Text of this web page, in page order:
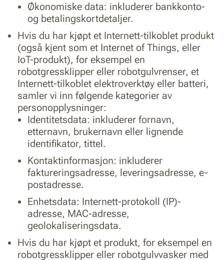
Økonomiske data: inkluderer bankkonto-
og betalingskortdetaljer.
Hvis du har kjøpt et Internett-tilkoblet produkt
(også kjent som et Internet of Things, eller
IoT-produkt), for eksempel en
robotgressklipper eller robotgulvrenser, et
Internett-tilkoblet elektroverktøy eller batteri,
samler vi inn følgende kategorier av
personopplysninger:
Identitetsdata: inkluderer fornavn,
etternavn, brukernavn eller lignende
identifikator, tittel.
Kontaktinformasjon: inkluderer
faktureringsadresse, leveringsadresse, e-
postadresse.
Enhetsdata: Internett-protokoll (IP)-
adresse, MAC-adresse,
geolokaliseringsdata.
Hvis du har kjøpt et produkt, for eksempel en
robotgressklipper eller robotgulvvasker med